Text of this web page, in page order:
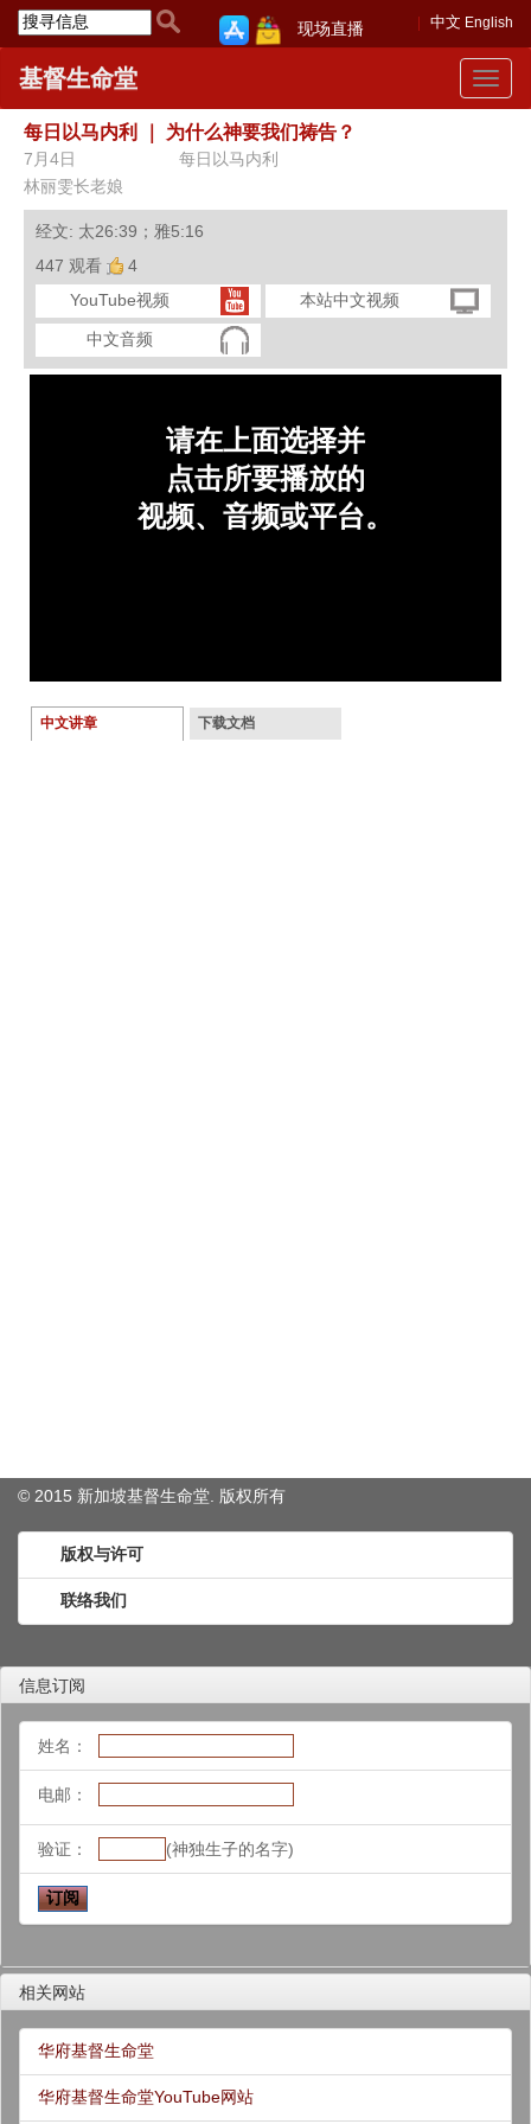
中文 English
现场直播
Toggle
基督生命堂
每日以马内利 为什么神要我们祷告？
7月4日
每日以马内利
林丽雯长老娘
经文: 太26:39；雅5:16
447 观看
4
YouTube视频
本站中文视频
中文音频
中文讲章 下载文档
© 2015 新加坡基督生命堂. 版权所有
版权与许可
联络我们
信息订阅
姓名：
电邮：
验证： (神独生子的名字)
相关网站
华府基督生命堂
华府基督生命堂YouTube网站